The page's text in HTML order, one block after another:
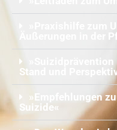
»Praxishilfe zum
Äußerungen in der
Stand und
»Empfehlungen
Suizide«